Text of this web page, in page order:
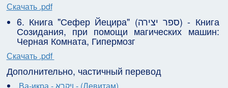
Скачать .pdf
6. Книга "Сефер Йецира" (ספר יצירה) - Книга
Созидания, при помощи магических машин:
Черная Комната, Гипермозг
Скачать .pdf
Дополнительно, частичный перевод